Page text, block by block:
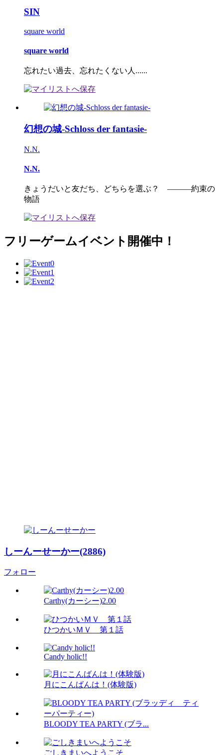
SIN
square world
square world
忘れたい過去、忘れたくない人......
幻想の城-Schloss der fantasie-
N.N.
N.N.
きょうだいと友だち、どちらを選ぶ？ ―――約束の
物語
フリーゲームイベント開催中！
しーんーせーかー(2886)
フォロー
Carthy(カーシー)2.00
ひつかいＭＶ 第１話
Candy holic!!
月にこんばんは！(体験版)
BLOODY TEA PARTY (ブラ...
ごしきまいへようこそ